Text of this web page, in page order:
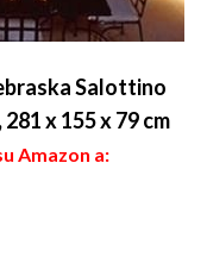
Salottino
x 155 x 79 cm
Amazon a: